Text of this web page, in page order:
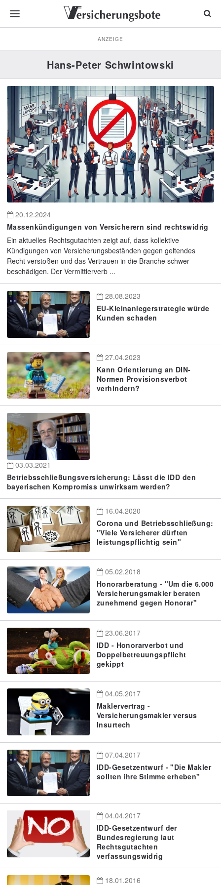
ANZEIGE
Hans-Peter Schwintowski
20.12.2024
Massenkündigungen von Versicherern sind rechtswidrig
Ein aktuelles Rechtsgutachten zeigt auf, dass kollektive
Kündigungen von Versicherungsbeständen gegen geltendes
Recht verstoßen und das Vertrauen in die Branche schwer
beschädigen. Der Vermittlerverb ...
28.08.2023
EU-Kleinanlegerstrategie würde
Kunden schaden
27.04.2023
Kann Orientierung an DIN-
Normen Provisionsverbot
verhindern?
03.03.2021
Betriebsschließungsversicherung: Lässt die IDD den
bayerischen Kompromiss unwirksam werden?
16.04.2020
Corona und Betriebsschließung:
"Viele Versicherer dürften
leistungspflichtig sein"
05.02.2018
Honorarberatung - "Um die 6.000
Versicherungsmakler beraten
zunehmend gegen Honorar"
23.06.2017
IDD - Honorarverbot und
Doppelbetreuungspflicht
gekippt
04.05.2017
Maklervertrag -
Versicherungsmakler versus
Insurtech
07.04.2017
IDD-Gesetzentwurf - "Die Makler
sollten ihre Stimme erheben"
04.04.2017
IDD-Gesetzentwurf der
Bundesregierung laut
Rechtsgutachten
verfassungswidrig
18.01.2016